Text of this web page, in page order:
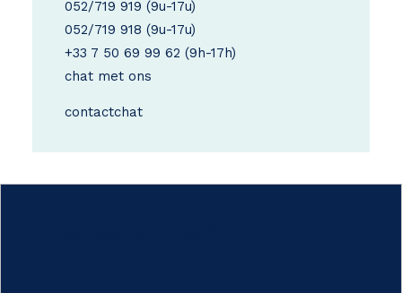
052/719 919 (9u-17u)
052/719 918 (9u-17u)
+33 7 50 69 99 62 (9h-17h)
chat met ons
contactchat